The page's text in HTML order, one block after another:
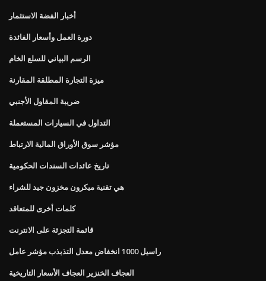
أخبار الفضة الاستثمار
دورة العمل وأسعار الفائدة
الرسم البياني للسلع الخام
ميزة التجارة المطلقة المقارنة
ضريبة المقاول الأجنبي
التداول في السيارات المستعملة
مؤشر سوق الأوراق المالية الارتباط
تاريخ عائدات السندات الحكومية
هي تقنية ميكرون مخزون جيد للشراء
كلمات أخرى للمتعاقد
قائمة التجزئة على الانترنت
راسيل 1000 انخفاض معدل التذبذب مؤشر عامل
العجاف الخنزير العجاف الأسعار التاريخية